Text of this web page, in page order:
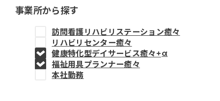
教育事業
姫路中央こども園
姫路中央保育園
事業所から探す
訪問看護リハビリステーション癒々
リハビリセンター癒々
健康特化型デイサービス癒々+α
福祉用具プランナー癒々
本社勤務